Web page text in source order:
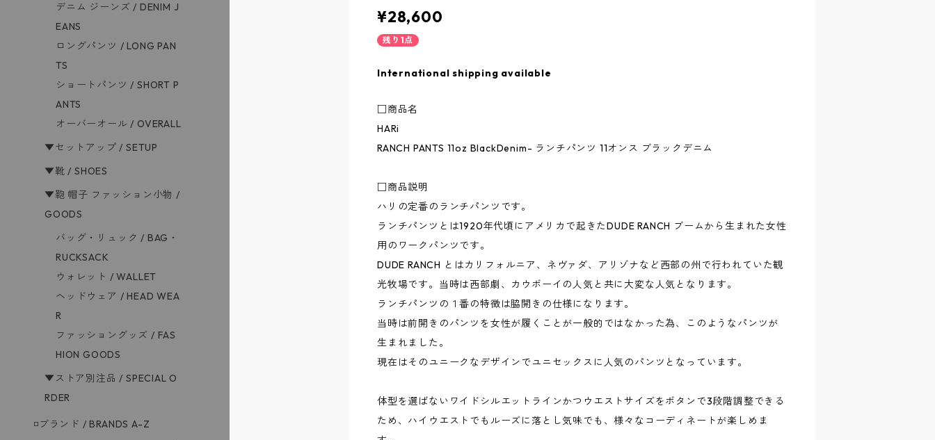
¥28,600
残り1点
International shipping available
□商品名
HARi
RANCH PANTS 11oz BlackDenim- ランチパンツ 11オンス ブラックデニム
□商品説明
ハリの定番のランチパンツです。
ランチパンツとは1920年代頃にアメリカで起きたDUDE RANCH ブームから生まれた女性
用のワークパンツです。
DUDE RANCH とはカリフォルニア、ネヴァダ、アリゾナなど西部の州で行われていた観
光牧場です。当時は西部劇、カウボーイの人気と共に大変な人気となります。
ランチパンツの１番の特徴は脇開きの仕様になります。
当時は前開きのパンツを女性が履くことが一般的ではなかった為、このようなパンツが
生まれました。
現在はそのユニークなデザインでユニセックスに人気のパンツとなっています。
体型を選ばないワイドシルエットラインかつウエストサイズをボタンで3段階調整できる
ため、ハイウエストでもルーズに落とし気味でも、様々なコーディネートが楽しめま
デニム ジーンズ / DENIM J
EANS
ロングパンツ / LONG PAN
TS
ショートパンツ / SHORT P
ANTS
オーバーオール / OVERALL
▼セットアップ / SETUP
▼靴 / SHOES
▼鞄 帽子 ファッション小物 /
GOODS
バッグ・リュック / BAG・
RUCKSACK
ウォレット / WALLET
ヘッドウェア / HEAD WEA
R
ファッショングッズ / FAS
HION GOODS
▼ストア別注品 / SPECIAL O
RDER
◽️ブランド / BRANDS A-Z